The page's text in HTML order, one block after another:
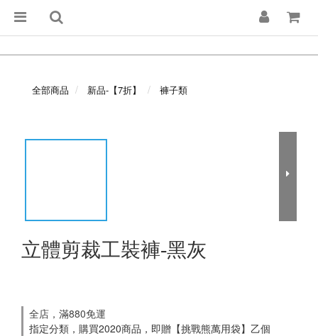
全部商品 新品-【7折】 褲子類
立體剪裁工裝褲-黑灰
全店，滿880免運
指定分類，購買2020商品，即贈【挑戰熊萬用袋】乙個